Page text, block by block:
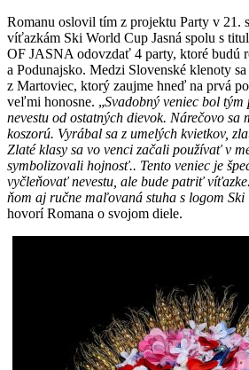
Romanu oslovil tím z projektu Party v 21.
víťazkám Ski World Cup Jasná spolu s
OF JASNA odovzdať 4 party, ktoré budú
a Podunajsko. Medzi Slovenské klenoty
z Martoviec, ktorý zaujme hneď na prvá
veľmi honosne. „Svadobný veniec bol
nevestu od ostatných dievok. Nárečovo sa
koszorú. Vyrábal sa z umelých kvietkov,
Zlaté klasy sa vo venci začali používať v
symbolizovali hojnosť.. Tento veniec je
vyčleňovať nevestu, ale bude patriť
ňom aj ručne maľovaná stuha s logom
hovorí Romana o svojom diele.